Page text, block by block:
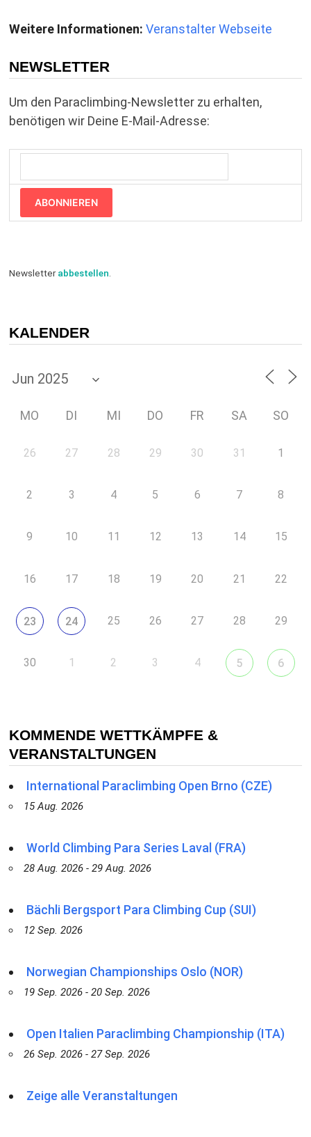
Weitere Informationen: Veranstalter Webseite
NEWSLETTER
Um den Paraclimbing-Newsletter zu erhalten,
benötigen wir Deine E-Mail-Adresse:
ABONNIEREN
Newsletterabbestellen.
KALENDER
MO DI MI DO FR SA SO
26 27 28 29 30 31 1
2 3 4 5 6 7 8
9 10 11 12 13 14 15
16 17 18 19 20 21 22
23 24 25 26 27 28 29
30 1 2 3 4 5 6
KOMMENDE WETTKÄMPFE &
VERANSTALTUNGEN
International Paraclimbing Open Brno (CZE)
15 Aug. 2026
World Climbing Para Series Laval (FRA)
28 Aug. 2026 - 29 Aug. 2026
Bächli Bergsport Para Climbing Cup (SUI)
12 Sep. 2026
Norwegian Championships Oslo (NOR)
19 Sep. 2026 - 20 Sep. 2026
Open Italien Paraclimbing Championship (ITA)
26 Sep. 2026 - 27 Sep. 2026
Zeige alle Veranstaltungen